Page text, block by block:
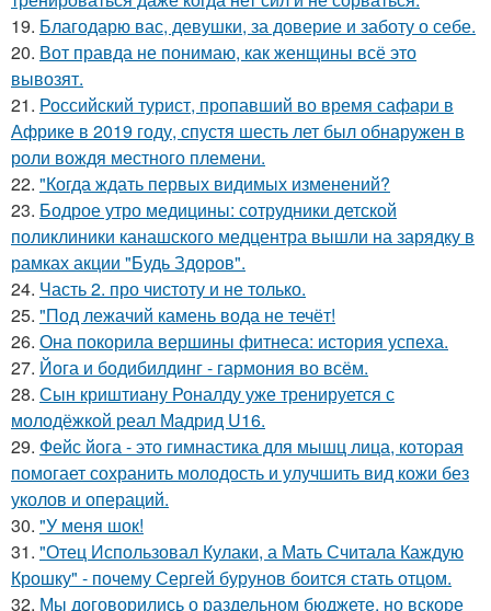
19. Благодарю вас, девушки, за доверие и заботу о себе.
20. Вот правда не понимаю, как женщины всё это
вывозят.
21. Российский турист, пропавший во время сафари в
Африке в 2019 году, спустя шесть лет был обнаружен в
роли вождя местного племени.
22. "Когда ждать первых видимых изменений?
23. Бодрое утро медицины: сотрудники детской
поликлиники канашского медцентра вышли на зарядку в
рамках акции "Будь Здоров".
24. Часть 2. про чистоту и не только.
25. "Под лежачий камень вода не течёт!
26. Она покорила вершины фитнеса: история успеха.
27. Йога и бодибилдинг - гармония во всём.
28. Сын криштиану Роналду уже тренируется с
молодёжкой реал Мадрид U16.
29. Фейс йога - это гимнастика для мышц лица, которая
помогает сохранить молодость и улучшить вид кожи без
уколов и операций.
30. "У меня шок!
31. "Отец Использовал Кулаки, а Мать Считала Каждую
Крошку" - почему Сергей бурунов боится стать отцом.
32. Мы договорились о раздельном бюджете, но вскоре